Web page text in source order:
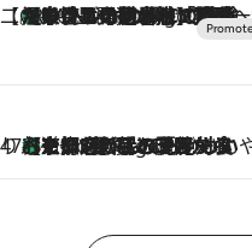
【CREA×星野リゾート】唯一無二。癒しと発見が待つ場所へ
16 Minutes Ago
【トンボの足水浴】ヒノキの香りに包まれて涼感マックス！約13℃の湧水かけ流しを避暑地「星野温泉 トンボの湯」で体験
47都道府県の手みやげ ひんやりスイーツで夏を満喫
2 Hours Ago
【京都府】この夏絶対食べたい 冷やしておいしいおやつ3選 ひと口目から心を掴む新緑のテリーヌ